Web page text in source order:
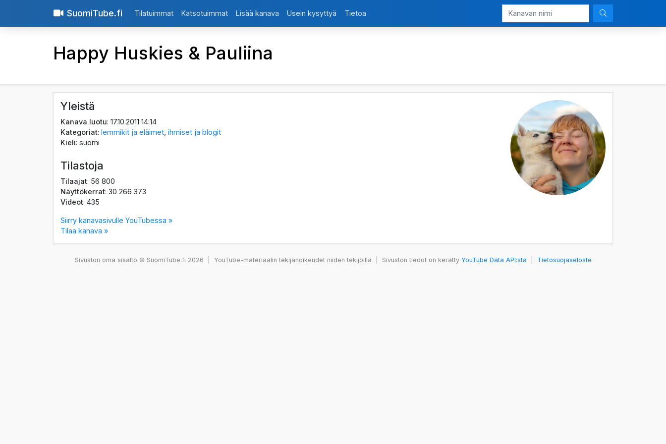
SuomiTube.fi Tilatuimmat Katsotuimmat Lisää kanava Usein kysyttyä Tietoa
Happy Huskies & Pauliina
Yleistä
Kanava luotu: 17.10.2011 14:14
Kategoriat:lemmikit ja eläimet ,ihmiset ja blogit
Kieli: suomi
Tilastoja
Tilaajat: 56 800
Näyttökerrat: 30 266 373
Videot: 435
Siirry kanavasivulle YouTubessa »
Tilaa kanava »
Sivuston oma sisältö © SuomiTube.fi 2026 YouTube-materiaalin tekijänoikeudet niiden tekijöillä Sivuston tiedot on kerätty YouTube Data API:sta Tietosuojaseloste